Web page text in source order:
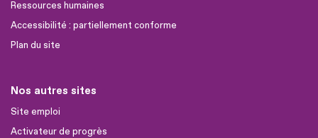
Ressources humaines
Accessibilité : partiellement conforme
Plan du site
Nos autres sites
Site emploi
Activateur de progrès